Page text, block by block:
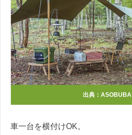
出典： ASOBUBA
車一台を横付けOK。